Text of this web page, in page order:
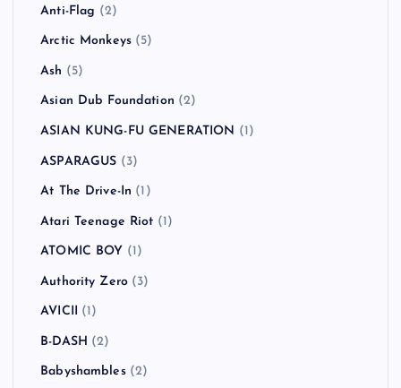
Anti-Flag (2)
Arctic Monkeys (5)
Ash (5)
Asian Dub Foundation (2)
ASIAN KUNG-FU GENERATION (1)
ASPARAGUS (3)
At The Drive-In (1)
Atari Teenage Riot (1)
ATOMIC BOY (1)
Authority Zero (3)
AVICII (1)
B-DASH (2)
Babyshambles(2)